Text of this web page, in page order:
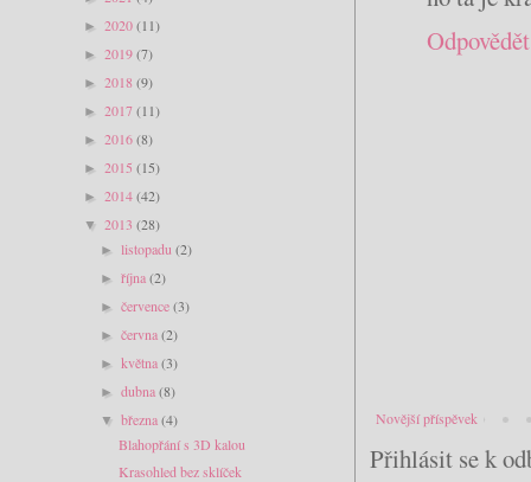
Odpovědět
Novější příspěvek
Přihlásit se k
► 2020(11)
► 2019(7)
► 2018 (9)
► 2017(11)
► 2016(8)
► 2015 (15)
► 2014(42)
▼ 2013 (28)
►listopadu(2)
►října(2)
►července(3)
►června(2)
►května(3)
►dubna(8)
▼března(4)
Blahopřání s 3D kalou
Krasohled bez sklíček